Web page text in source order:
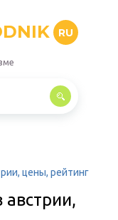
RU
цены, рейтинг